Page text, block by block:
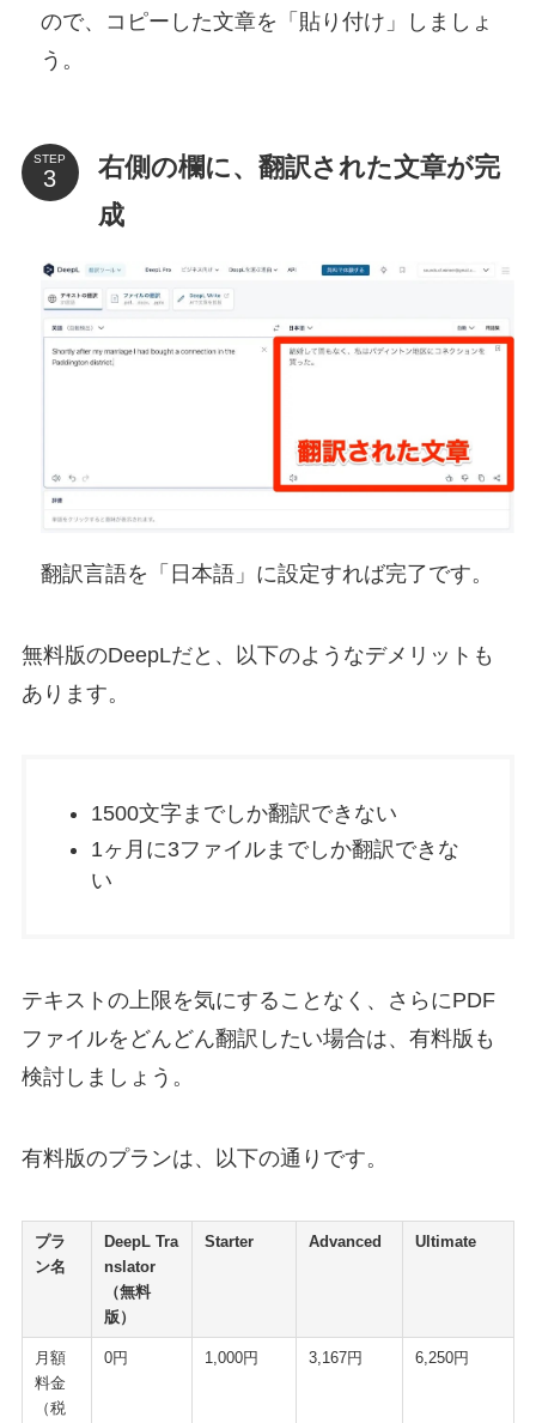
ので、コピーした文章を「貼り付け」しましょ
う。
STEP
右側の欄に、翻訳された文章が完
成
翻訳言語を「日本語」に設定すれば完了です。
無料版のDeepLだと、以下のようなデメリットも
あります。
1500文字までしか翻訳できない
1ヶ月に3ファイルまでしか翻訳できな
い
テキストの上限を気にすることなく、さらにPDF
ファイルをどんどん翻訳したい場合は、有料版も
検討しましょう。
有料版のプランは、以下の通りです。
プラ
ン名
DeepL Tra
nslator
（無料
版）
Starter Advanced Ultimate
月額
料金
（税
0円 1,000円 3,167円 6,250円